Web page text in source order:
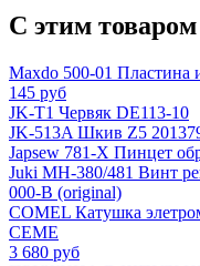
С этим
Maхdo 500-01 Пластина
145 руб
JK-T1 Червяк DE113-10
JK-513A Шкив Z5
Japsew 781-X Пинцет
Juki MH-380/481 Винт
000-B (original)
COMEL Катушка
CEME
3 680 руб